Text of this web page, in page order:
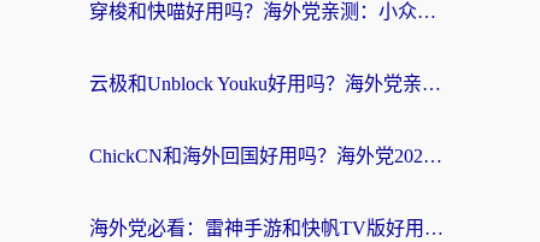
穿梭和快喵好用吗？海外党亲测：小众加速器对比+番茄加速器深度体验
云极和Unblock Youku好用吗？海外党亲测+2026回国加速器避坑指南
ChickCN和海外回国好用吗？海外党2026亲测：从手游到影音，选对加速器的3个关键
海外党必看：雷神手游和快帆TV版好用吗？3步选对回国加速器不踩坑